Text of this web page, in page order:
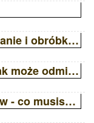
Audacity czyli darmowe nagrywanie i obróbka dźwięku
Kim jest wydawca muzyczny i jak może odmienić Twoją karierę? | Ania Laskowska Sony Music Publishing ZAiKS Akademia
Maciej Janik: AI a prawa twórców - co musisz wiedzieć? Wywiad z prawnikiem | ZAiKS Akademia